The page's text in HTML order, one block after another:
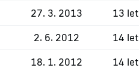
27. 3. 2013 13 let
2. 6. 2012 14 let
18. 1. 2012 14 let